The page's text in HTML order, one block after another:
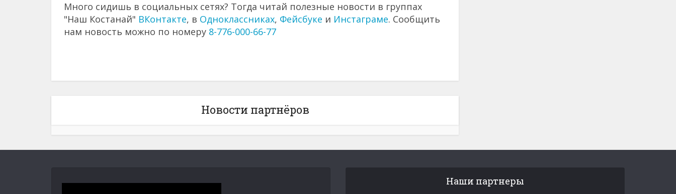
Много сидишь в социальных сетях? Тогда читай полезные новости в группах
"Наш Костанай" ВКонтакте, в Одноклассниках, Фейсбуке и Инстаграме. Сообщить
нам новость можно по номеру 8-776-000-66-77
Новости партнёров
Наши партнеры